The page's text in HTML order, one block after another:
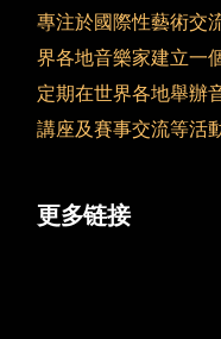
專注於國際性藝術交
界各地音樂家建立一
定期在世界各地舉辦
講座及賽事交流等活動
更多链接